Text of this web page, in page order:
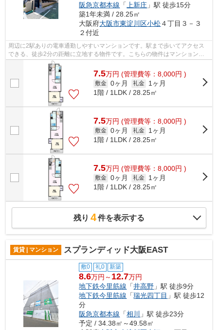
阪急京都本線 「 上新庄 」駅 徒歩15分
築1年未満 / 28.25㎡
大阪府大阪市東淀川区小松４丁目３－３
２付近
周辺に2駅ありの電車通勤しやすいマンションです。駅まで歩いてアクセス
できる、徒歩2分の距離に立地する物件です。こちらの物件はマンションで
す。自分好みの外観で選びたい方、鉄筋...
7.5万円 (管理費等：8,000円 )
敷金 0ヶ月 礼金
1ヶ月
1階 / 1LDK / 28.25㎡
7.5万円 (管理費等：8,000円 )
敷金 0ヶ月 礼金
1ヶ月
1階 / 1LDK / 28.25㎡
7.5万円 (管理費等：8,000円 )
敷金 0ヶ月 礼金
1ヶ月
1階 / 1LDK / 28.25㎡
残り 4件を表示する
賃貸 | マンション スプランディッド大阪EAST
敷0 礼0 新築
8.6万円～ 12.7万円
地下鉄今里筋線 「井高野 」駅 徒歩9分
地下鉄今里筋線 「瑞光四丁目 」駅 徒歩12
分
阪急京都本線 「相川 」駅 徒歩23分
予定 / 34.38㎡～49.58㎡